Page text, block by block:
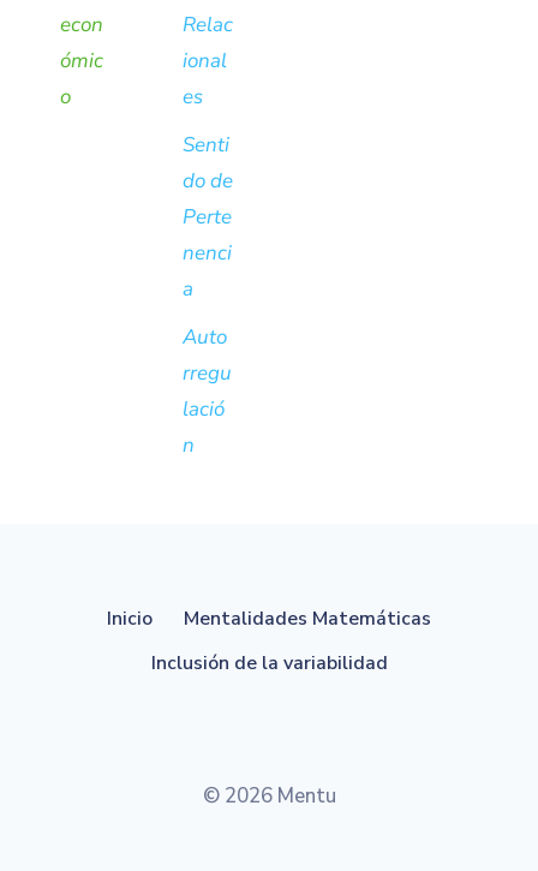
econ
ómic
o
Relac
ional
es
Senti
do de
Perte
nenci
a
Auto
rregu
lació
n
Inicio
Mentalidades Matemáticas
Inclusión de la variabilidad
© 2026 Mentu